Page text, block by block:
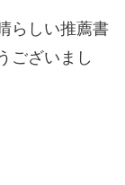
らしい推薦書
ございまし